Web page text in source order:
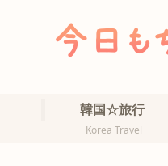
韓国☆旅行
Korea Travel